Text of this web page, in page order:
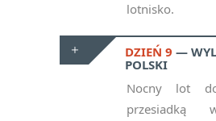
lotnisko.
DZIEŃ 9
POLSKI
Nocny lot
przesiadką